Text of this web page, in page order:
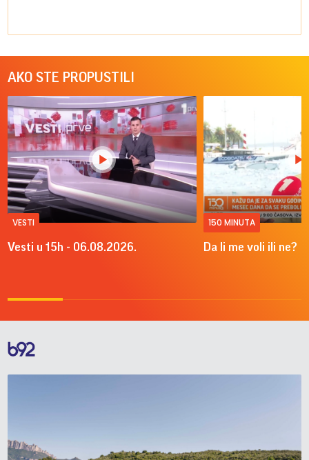
AKO STE PROPUSTILI
VESTI
Vesti u 15h - 06.08.2026.
150 MINUTA
Da li me voli ili ne?